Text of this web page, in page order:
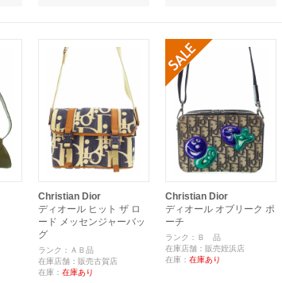
Christian Dior
ディオール ヒット ザ ロ
ード メッセンジャーバッ
グ
ランク：ＡＢ品
在庫店舗：販売古賀店
在庫： 在庫あり
Christian Dior
ディオール オブリーク ポ
ーチ
ランク：Ｂ 品
在庫店舗：販売姪浜店
在庫： 在庫あり